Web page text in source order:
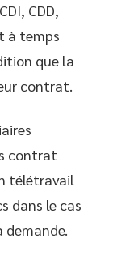
CDD,
à temps
que la
contrat.
contrat
télétravail
dans le cas